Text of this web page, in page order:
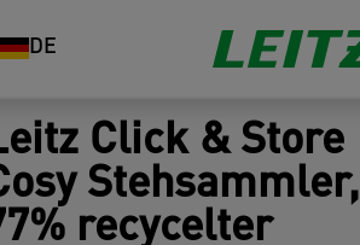
DE
Click & Store
Stehsammler,
recycelter